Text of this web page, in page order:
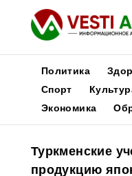
Новости
Медиа
Афиша
Политика
Спорт
Экономика
Туркменские
продукцию